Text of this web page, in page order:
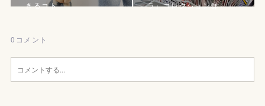
きるコト
ラ」コレクション群
0 コメント